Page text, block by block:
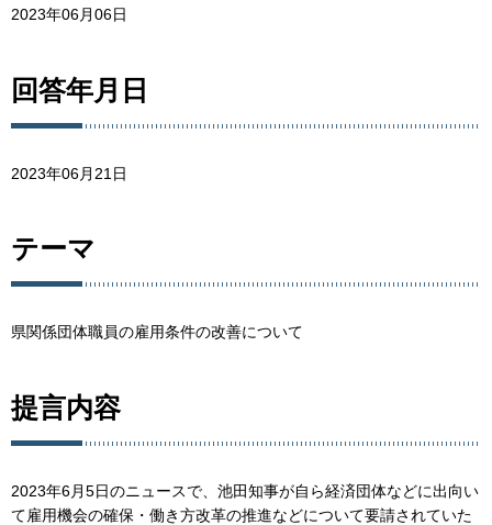
2023年06月06日
回答年月日
2023年06月21日
テーマ
県関係団体職員の雇用条件の改善について
提言内容
2023年6月5日のニュースで、池田知事が自ら経済団体などに出向い
て雇用機会の確保・働き方改革の推進などについて要請されていた